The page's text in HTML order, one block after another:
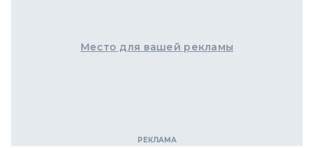
Место для вашей рекламы